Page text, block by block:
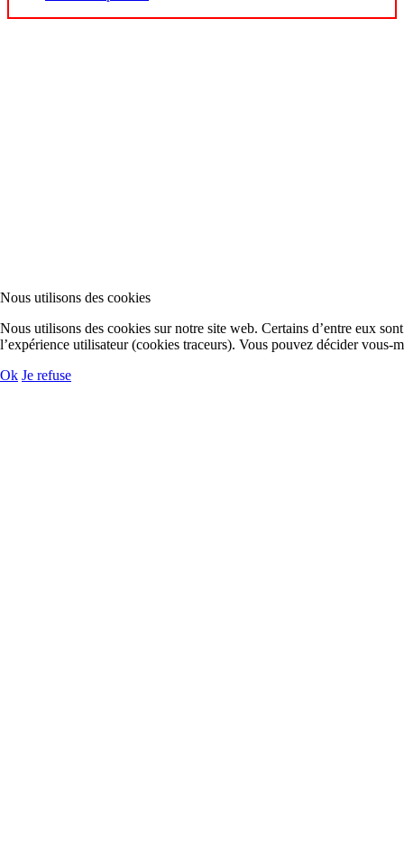
Nous utilisons des cookies
Nous utilisons des cookies sur notre site web. Certains d’entre eux
l’expérience utilisateur (cookies traceurs). Vous pouvez décider vous-
Ok Je refuse